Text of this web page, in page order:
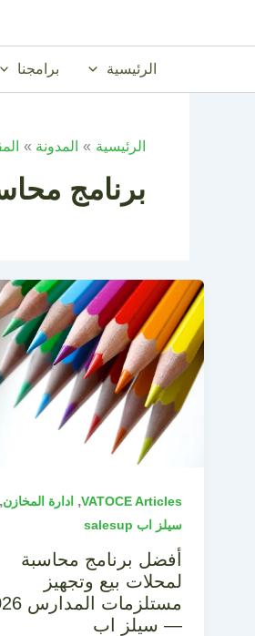
الرئيسية برامجنا
الرئيسية المدونة
برنامج
VATOCE Articles
, ادارة المخازن,
سيلز اب salesup
أفضل برنامج محاسبة
لمحلات بيع وتجهيز
مستلزمات
— سيلز اب